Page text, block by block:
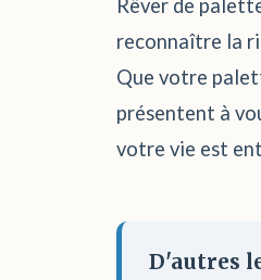
Rêver de
reconnaître la
Que votre
présentent à
votre vie est
D'autres